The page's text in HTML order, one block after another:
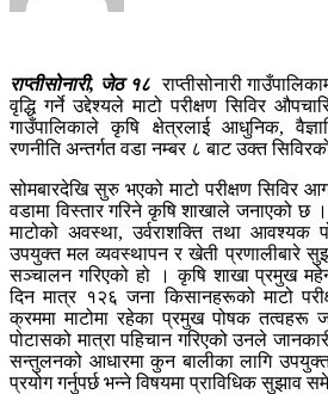
राप्तीसोनारी, जेठ १८राप्तीसोनारी
वृद्धि गर्ने उद्देश्यले माटो परीक्षण सिविर
गाउँपालिकाले कृषि क्षेत्रलाई आधुनिक,
रणनीति अन्तर्गत वडा नम्बर ८ बाट उक्त
सोमबारदेखि सुरु भएको माटो परीक्षण सिविर
वडामा विस्तार गरिने कृषि शाखाले जनाएको छ
माटोको अवस्था, उर्वराशक्ति तथा आवश्यक
उपयुक्त मल व्यवस्थापन र खेती प्रणालीबारे
सञ्चालन गरिएको हो । कृषि शाखा प्रमुख
दिन मात्र १२६ जना किसानहरूको माटो
क्रममा माटोमा रहेका प्रमुख पोषक तत्वहरू
पोटासको मात्रा पहिचान गरिएको उनले
सन्तुलनको आधारमा कुन बालीका लागि
प्रयोग गर्नुपर्छ भन्ने विषयमा प्राविधिक सुझाव